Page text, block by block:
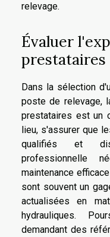
relevage.
Évaluer
prestataires
Dans la sélection
poste de relevage,
prestataires est un
lieu, s'assurer que
qualifiés et
professionnelle
maintenance
sont souvent un
actualisées en
hydrauliques.
demandant des